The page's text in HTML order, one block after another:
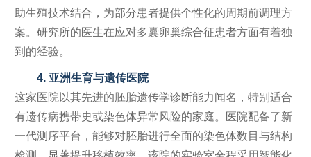
助生殖技术结合，为部分患者提供个性化的周期前调理方
案。研究所的医生在应对多囊卵巢综合征患者方面有着独
到的经验。
4. 亚洲生育与遗传医院
这家医院以其先进的胚胎遗传学诊断能力闻名，特别适合
有遗传病携带史或染色体异常风险的家庭。医院配备了新
一代测序平台，能够对胚胎进行全面的染色体数目与结构